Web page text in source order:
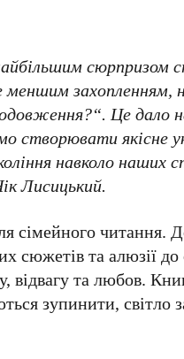
сюрпризом
меншим захопленням,
Це дало
створювати якісне
навколо наших
Лисицький.
сімейного читання.
сюжетів та алюзії
та любов.
зупинити, світло